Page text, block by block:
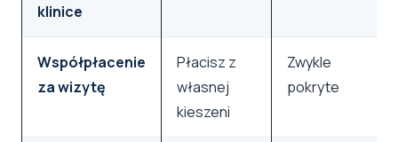
klinice
Współpłacenie
za wizytę
Płacisz z
własnej
kieszeni
Zwykle
pokryte